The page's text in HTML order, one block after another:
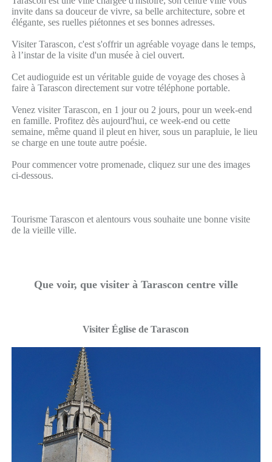
invite dans sa douceur de vivre, sa belle architecture, sobre et
élégante, ses ruelles piétonnes et ses bonnes adresses.
Visiter Tarascon, c'est s'offrir un agréable voyage dans le temps,
à l’instar de la visite d'un musée à ciel ouvert.
Cet audioguide est un véritable guide de voyage des choses à
faire à Tarascon directement sur votre téléphone portable.
Venez visiter Tarascon, en 1 jour ou 2 jours, pour un week-end
en famille. Profitez dès aujourd'hui, ce week-end ou cette
semaine, même quand il pleut en hiver, sous un parapluie, le lieu
se charge en une toute autre poésie.
Pour commencer votre promenade, cliquez sur une des images
ci-dessous.
Tourisme Tarascon et alentours vous souhaite une bonne visite
de la vieille ville.
Que voir, que visiter à Tarascon centre ville
Visiter Église de Tarascon